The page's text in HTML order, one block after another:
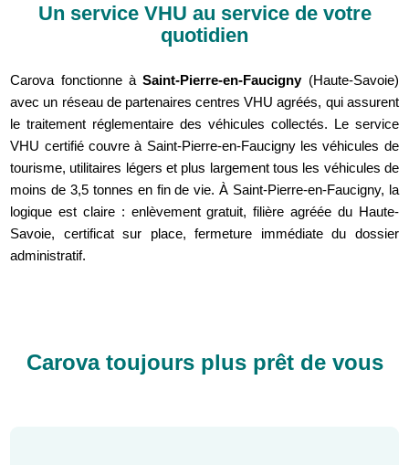
Un service VHU au service de votre
quotidien
Carova fonctionne àSaint-Pierre-en-Faucigny(Haute-Savoie)
avec un réseau de partenaires centres VHU agréés, qui assurent
le traitement réglementaire des véhicules collectés. Le service
VHU certifié couvre à Saint-Pierre-en-Faucigny les véhicules de
tourisme, utilitaires légers et plus largement tous les véhicules de
moins de 3,5 tonnes en fin de vie. À Saint-Pierre-en-Faucigny, la
logique est claire : enlèvement gratuit, filière agréée du Haute-
Savoie, certificat sur place, fermeture immédiate du dossier
administratif.
Carova toujours plus prêt de vous